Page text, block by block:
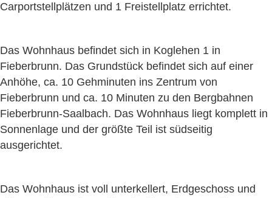
Carportstellplätzen und 1 Freistellplatz errichtet.
Das Wohnhaus befindet sich in Koglehen 1 in
Fieberbrunn. Das Grundstück befindet sich auf einer
Anhöhe, ca. 10 Gehminuten ins Zentrum von
Fieberbrunn und ca. 10 Minuten zu den Bergbahnen
Fieberbrunn-Saalbach. Das Wohnhaus liegt komplett in
Sonnenlage und der größte Teil ist südseitig
ausgerichtet.
Das Wohnhaus ist voll unterkellert, Erdgeschoss und